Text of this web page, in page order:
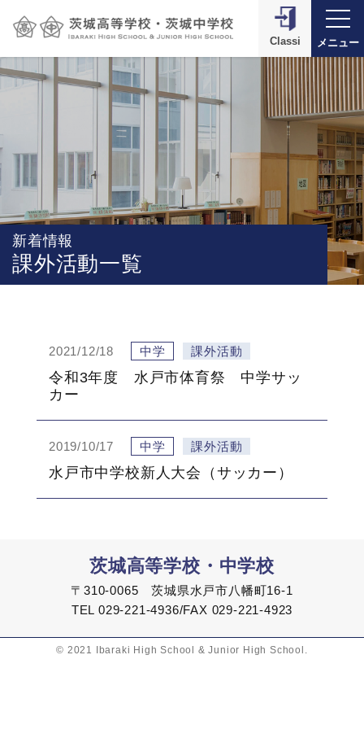
Classi メニュー
新着情報
課外活動一覧
2021/12/18 中学 課外活動
令和3年度 水戸市体育祭 中学サッ
カー
2019/10/17 中学 課外活動
水戸市中学校新人大会（サッカー）
茨城高等学校・中学校
〒310-0065 茨城県水戸市八幡町16-1
TEL 029-221-4936/FAX 029-221-4923
© 2021 Ibaraki High School & Junior High School.